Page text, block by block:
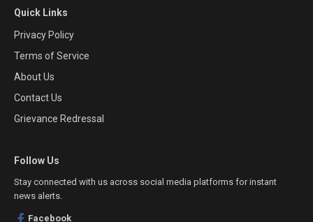
Quick Links
Privacy Policy
Terms of Service
About Us
Contact Us
Grievance Redressal
Follow Us
Stay connected with us across social media platforms for instant
news alerts.
Facebook